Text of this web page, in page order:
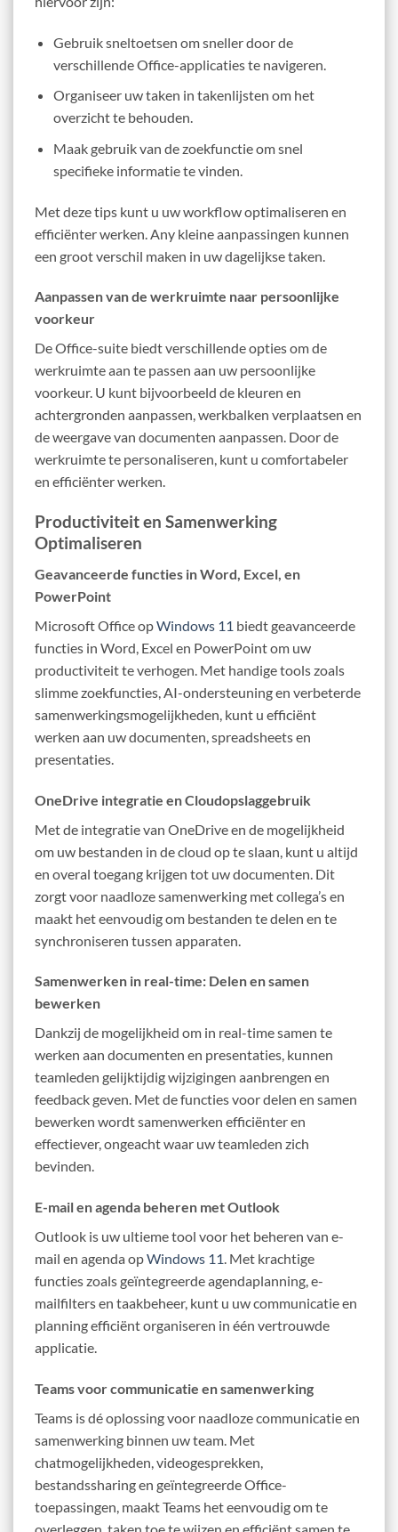
Gebruik sneltoetsen om sneller door de
verschillende Office-applicaties te navigeren.
Organiseer uw taken in takenlijsten om het
overzicht te behouden.
Maak gebruik van de zoekfunctie om snel
specifieke informatie te vinden.
Met deze tips kunt u uw workflow optimaliseren en
efficiënter werken. Any kleine aanpassingen kunnen
een groot verschil maken in uw dagelijkse taken.
Aanpassen van de werkruimte naar persoonlijke
voorkeur
De Office-suite biedt verschillende opties om de
werkruimte aan te passen aan uw persoonlijke
voorkeur. U kunt bijvoorbeeld de kleuren en
achtergronden aanpassen, werkbalken verplaatsen en
de weergave van documenten aanpassen. Door de
werkruimte te personaliseren, kunt u comfortabeler
en efficiënter werken.
Productiviteit en Samenwerking
Optimaliseren
Geavanceerde functies in Word, Excel, en
PowerPoint
Microsoft Office opWindows 11 biedt geavanceerde
functies in Word, Excel en PowerPoint om uw
productiviteit te verhogen. Met handige tools zoals
slimme zoekfuncties, AI-ondersteuning en verbeterde
samenwerkingsmogelijkheden, kunt u efficiënt
werken aan uw documenten, spreadsheets en
presentaties.
OneDrive integratie en Cloudopslaggebruik
Met de integratie van OneDrive en de mogelijkheid
om uw bestanden in de cloud op te slaan, kunt u altijd
en overal toegang krijgen tot uw documenten. Dit
zorgt voor naadloze samenwerking met collega’s en
maakt het eenvoudig om bestanden te delen en te
synchroniseren tussen apparaten.
Samenwerken in real-time: Delen en samen
bewerken
Dankzij de mogelijkheid om in real-time samen te
werken aan documenten en presentaties, kunnen
teamleden gelijktijdig wijzigingen aanbrengen en
feedback geven. Met de functies voor delen en samen
bewerken wordt samenwerken efficiënter en
effectiever, ongeacht waar uw teamleden zich
bevinden.
E-mail en agenda beheren met Outlook
Outlook is uw ultieme tool voor het beheren van e-
mail en agenda opWindows 11. Met krachtige
functies zoals geïntegreerde agendaplanning, e-
mailfilters en taakbeheer, kunt u uw communicatie en
planning efficiënt organiseren in één vertrouwde
applicatie.
Teams voor communicatie en samenwerking
Teams is dé oplossing voor naadloze communicatie en
samenwerking binnen uw team. Met
chatmogelijkheden, videogesprekken,
bestandssharing en geïntegreerde Office-
toepassingen, maakt Teams het eenvoudig om te